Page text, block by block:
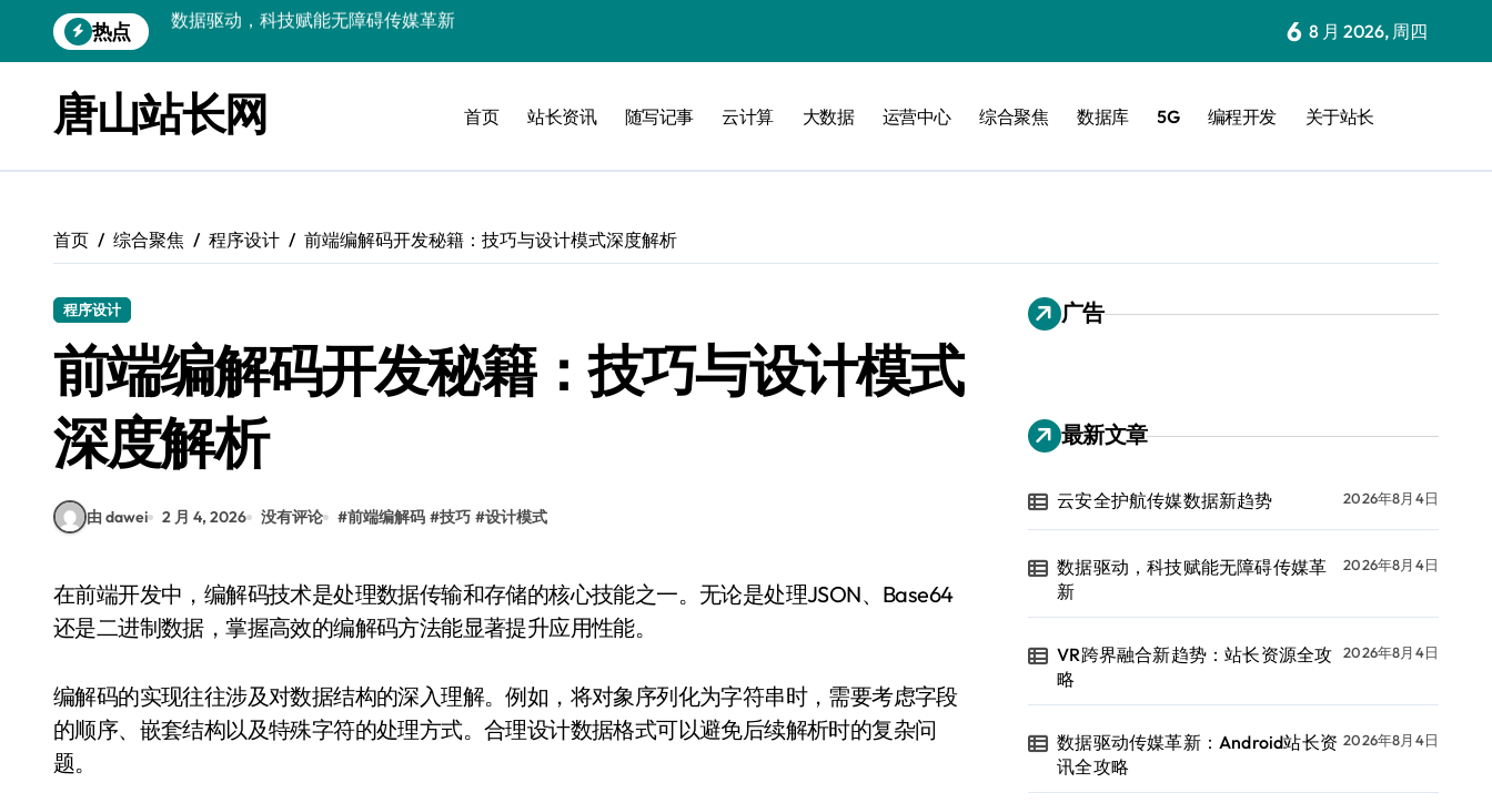
到
热点
VR跨界融合新趋势：站长资源全攻略
云计算弹性架构：智能资源调配揭秘
数据驱动传媒革新：交互优化实战解析
数据驱动下的传媒生态量子跃迁
数据驱动创新：科技赋能传媒增长
云安全护航传媒数据新趋势
6 8 月 2026, 周四
唐山站长网 首页 站长资讯 随写记事 云计算 大数据 运营中心 综合聚焦 数据库 5G 编程开发 关于站长
首页 综合聚焦 程序设计 前端编解码开发秘籍：技巧与设计模式深度解析
程序设计
前端编解码开发秘籍：技巧与设计模式
深度解析
由 dawei 2 月 4, 2026 没有评论 #前端编解码 #技巧 #设计模式
在前端开发中，编解码技术是处理数据传输和存储的核心技能之一。无论是处理JSON、Base64
还是二进制数据，掌握高效的编解码方法能显著提升应用性能。
编解码的实现往往涉及对数据结构的深入理解。例如，将对象序列化为字符串时，需要考虑字段
的顺序、嵌套结构以及特殊字符的处理方式。合理设计数据格式可以避免后续解析时的复杂问
题。
广告
最新文章
云安全护航传媒数据新趋势 2026年8月4日
数据驱动，科技赋能无障碍传媒革
新
2026年8月4日
VR跨界融合新趋势：站长资源全攻
略
2026年8月4日
数据驱动传媒革新：Android站长资
讯全攻略
2026年8月4日